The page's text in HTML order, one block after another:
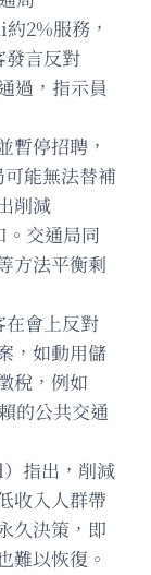
2%服務，
發言反對
過，指示員
暫停招聘，
能無法替補
削減
交通局同
方法平衡剩
會上反對
，如動用儲
稅，例如
的公共交通
指出，削減
收入人群帶
久決策，即
難以恢復。